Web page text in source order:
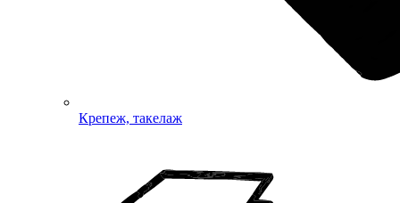
Крепеж, такелаж